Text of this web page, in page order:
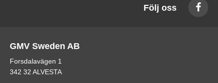
Följ oss
GMV Sweden AB
Forsdalavägen 1
342 32 ALVESTA